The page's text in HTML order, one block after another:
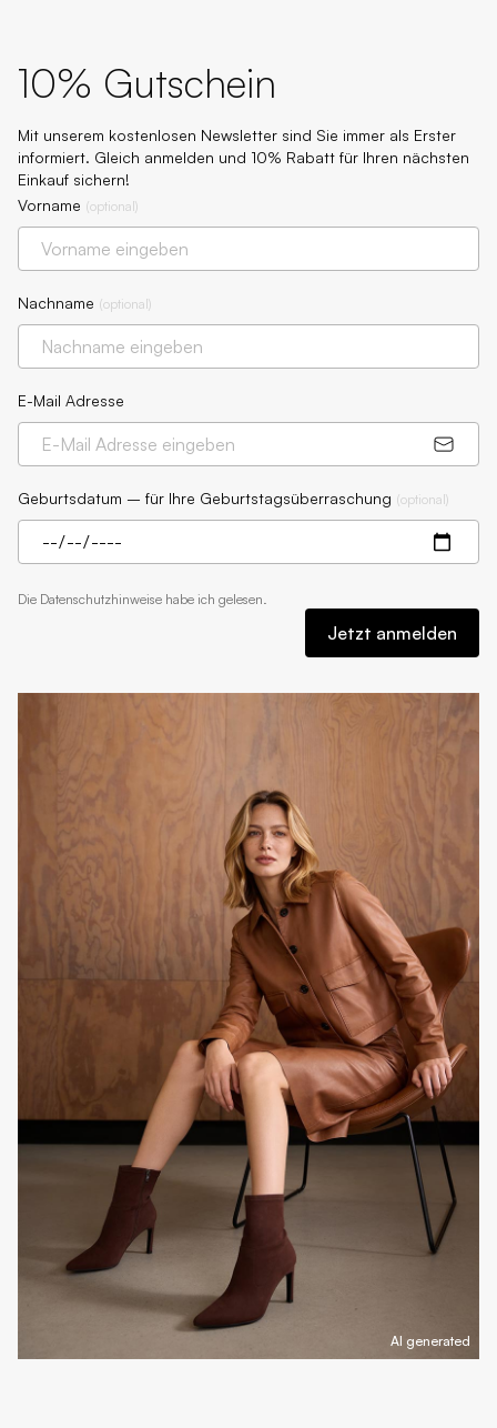
10% Gutschein
Mit unserem kostenlosen Newsletter sind Sie immer als Erster
informiert. Gleich anmelden und 10% Rabatt für Ihren nächsten
Einkauf sichern!
Vorname (optional)
Nachname (optional)
E-Mail Adresse
Geburtsdatum – für Ihre Geburtstagsüberraschung (optional)
Die Datenschutzhinweise habe ich gelesen.
Jetzt anmelden
AI generated